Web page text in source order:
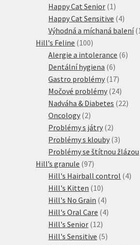
produkty
Happy Cat Senior 1 1
produkt
Happy Cat Sensitive 44
Výhodná a míchaná balení 1
Hill's Feline 100100
produktů
Alergie a intolerance 66
Dentální hygiena 66
produktů
Gastro problémy 1717
Močové problémy 2424
Nadváha & Diabetes 2222
Oncology 22
produkty
Problémy s játry 22
produkty
Problémy s klouby 33
Problémy se štítnou žlázou
Hill’s granule 9797
produktů
Hill's Hairball control 44
Hill's Kitten 1010
produktů
Hill's No Grain 44
produkty
Hill's Oral Care 44
Hill's Senior 1212
produktů
Hill's Sensitive 55